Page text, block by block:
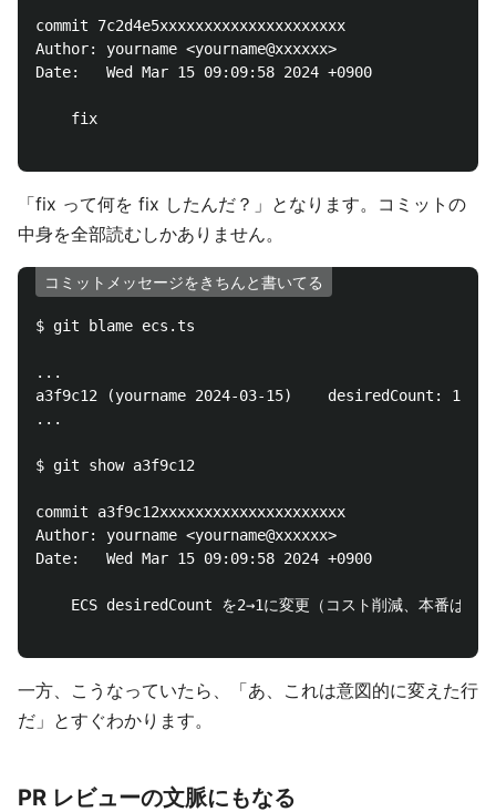
commit 7c2d4e5xxxxxxxxxxxxxxxxxxxxx
Author: yourname <yourname@xxxxxx>
Date:   Wed Mar 15 09:09:58 2024 +0900
    fix
「fix って何を fix したんだ？」となります。コミットの
中身を全部読むしかありません。
コミットメッセージをきちんと書いてる
$ git blame ecs.ts
...
a3f9c12 (yourname 2024-03-15)    desiredCount: 1,
...
$ git show a3f9c12
commit a3f9c12xxxxxxxxxxxxxxxxxxxxx
Author: yourname <yourname@xxxxxx>
Date:   Wed Mar 15 09:09:58 2024 +0900
ECS desiredCount を2→1に変更（コスト削減、本番は別パ
一方、こうなっていたら、「あ、これは意図的に変えた行
だ」とすぐわかります。
PR レビューの文脈にもなる